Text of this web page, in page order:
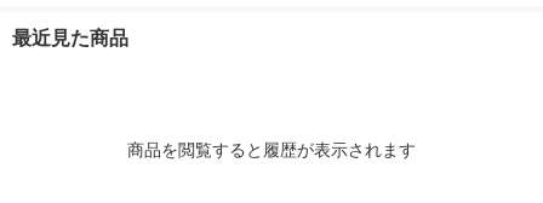
最近見た商品
商品を閲覧すると履歴が表示されます